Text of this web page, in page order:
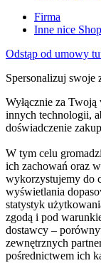
Firma
Inne nice
Odstąp od umowy
Spersonalizuj swoje
Wyłącznie za
innych technologii,
doświadczenie
W tym celu
ich zachowań oraz
wykorzystujemy do
wyświetlania
statystyk
zgodą i pod
dostawcy –
zewnętrznych
pośrednictwem ich